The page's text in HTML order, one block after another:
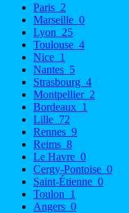
Paris 2
Marseille 0
Lyon 25
Toulouse 4
Nice 1
Nantes 5
Strasbourg 4
Montpellier 2
Bordeaux 1
Lille 72
Rennes 9
Reims 8
Le Havre 0
Cergy-Pontoise 0
Saint-Étienne 0
Toulon 1
Angers 0